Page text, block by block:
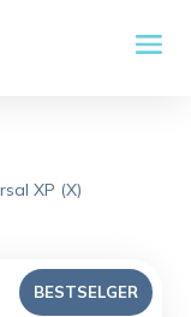
XP (X)
BESTSELGER